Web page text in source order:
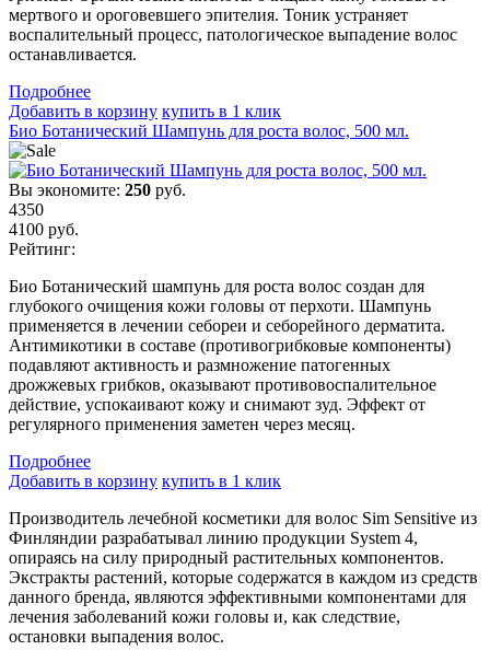
мертвого и ороговевшего эпителия. Тоник устраняет
воспалительный процесс, патологическое выпадение волос
останавливается.
Подробнеe
Добавить в корзину купить в 1 клик
Био Ботанический Шампунь для роста волос, 500 мл.
Вы экономите: 250 руб.
4350
4100 руб.
Рейтинг:
Био Ботанический шампунь для роста волос создан для
глубокого очищения кожи головы от перхоти. Шампунь
применяется в лечении себореи и себорейного дерматита.
Антимикотики в составе (противогрибковые компоненты)
подавляют активность и размножение патогенных
дрожжевых грибков, оказывают противовоспалительное
действие, успокаивают кожу и снимают зуд. Эффект от
регулярного применения заметен через месяц.
Подробнеe
Добавить в корзину купить в 1 клик
Производитель лечебной косметики для волос Sim Sensitive из
Финляндии разрабатывал линию продукции System 4,
опираясь на силу природный растительных компонентов.
Экстракты растений, которые содержатся в каждом из средств
данного бренда, являются эффективными компонентами для
лечения заболеваний кожи головы и, как следствие,
остановки выпадения волос.